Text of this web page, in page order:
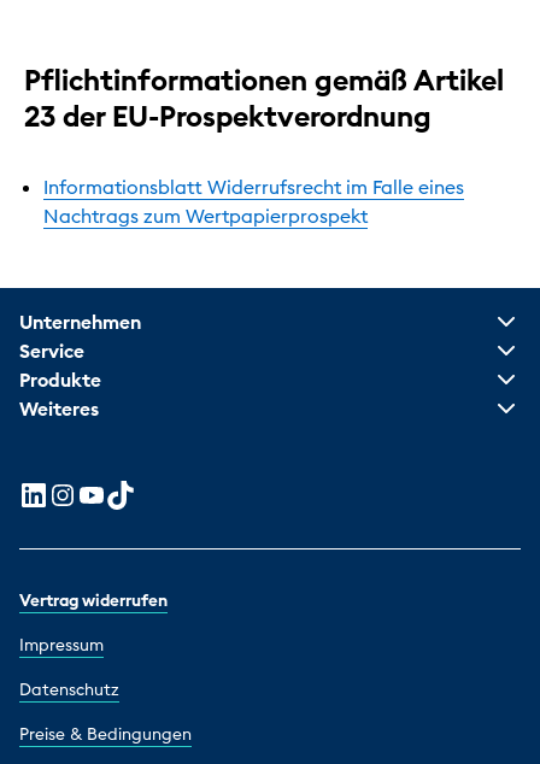
Pflichtinformationen gemäß Artikel
23 der EU-Prospektverordnung
Informationsblatt Widerrufsrecht im Falle eines
Nachtrags zum Wertpapierprospekt
Unternehmen
Service
Produkte
Weiteres
Vertrag widerrufen
Impressum
Datenschutz
Preise & Bedingungen